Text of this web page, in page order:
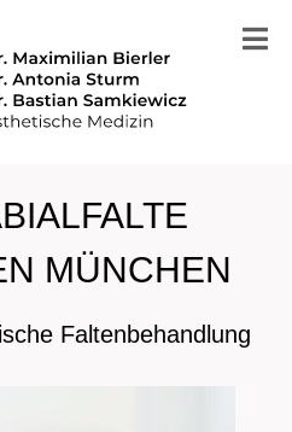
MÜNCHEN
Faltenbehandlung